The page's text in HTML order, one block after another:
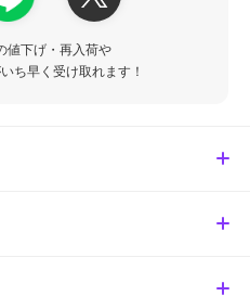
値下げ・再入荷や
ち早く受け取れます！